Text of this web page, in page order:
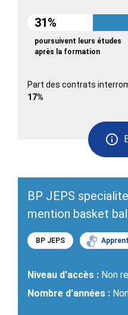
31%
poursuivent leurs études
après la formation
Part des contrats
17%
BP JEPS
mention basket
BP JEPS
Niveau d'accès : Non
Nombre d'années :